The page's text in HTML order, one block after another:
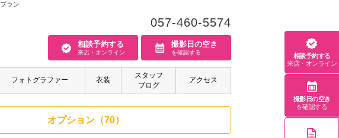
プラン
057-460-5574
相談予約する
来店・オンライン
撮影日の空き
を確認する
フォトグラファー 衣装
スタッフ
ブログ
アクセス
オプション（70）
相談予約する
来店・オンライン
撮影日の空き
を確認する